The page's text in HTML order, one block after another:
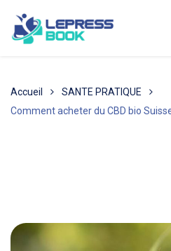
Accueil
SANTE PRATIQUE
Comment acheter du CBD bio